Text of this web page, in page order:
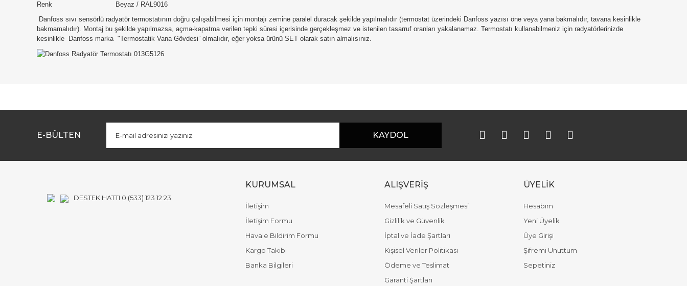
Renk Beyaz / RAL9016
Danfoss sıvı sensörlü radyatör termostatının doğru çalışabilmesi için montajı zemine paralel duracak şekilde yapılmalıdır (termostat üzerindeki Danfoss yazısı öne veya yana bakmalıdır, tavana kesinlikle
bakmamalıdır). Montaj bu şekilde yapılmazsa, açma-kapatma verilen tepki süresi içerisinde gerçekleşmez ve istenilen tasarruf oranları yakalanamaz. Termostatı kullanabilmeniz için radyatörlerinizde
kesinlikle Danfoss marka "Termostatik Vana Gövdesi” olmalıdır, eğer yoksa ürünü SET olarak satın almalısınız.
Ürün açıklamasında eksik bilgiler bulunuyor.
Ürün fiyatı diğer sitelerden daha pahalı.
E-BÜLTEN KAYDOL
DESTEK HATTI 0 (533) 123 12 23
KURUMSAL
İletişim
İletişim Formu
Havale Bildirim Formu
Kargo Takibi
Banka Bilgileri
ALIŞVERİŞ
Mesafeli Satış Sözleşmesi
Gizlilik ve Güvenlik
İptal ve İade Şartları
Kişisel Veriler Politikası
Ödeme ve Teslimat
Garanti Şartları
ÜYELİK
Hesabım
Yeni Üyelik
Üye Girişi
Şifremi Unuttum
Sepetiniz